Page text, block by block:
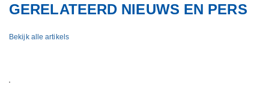
GERELATEERD NIEUWS EN PERS
Bekijk alle artikels